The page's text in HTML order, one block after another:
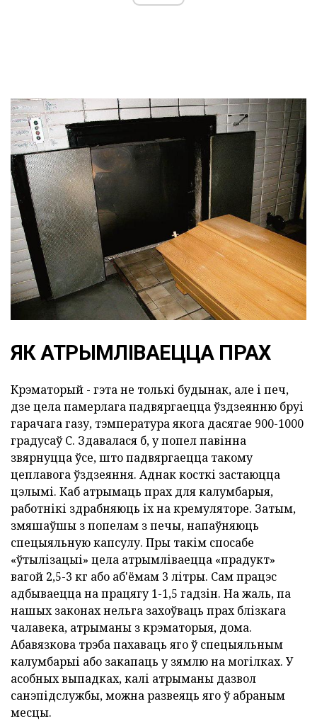
ЯК АТРЫМЛІВАЕЦЦА ПРАХ
Крэматорый - гэта не толькі будынак, але і печ,
дзе цела памерлага падвяргаецца ўздзеянню бруі
гарачага газу, тэмпература якога дасягае 900-1000
градусаў С. Здавалася б, у попел павінна
звярнуцца ўсе, што падвяргаецца такому
цеплавога ўздзеяння. Аднак косткі застаюцца
цэлымі. Каб атрымаць прах для калумбарыя,
работнікі здрабняюць іх на кремуляторе. Затым,
змяшаўшы з попелам з печы, напаўняюць
спецыяльную капсулу. Пры такім спосабе
«ўтылізацыі» цела атрымліваецца «прадукт»
вагой 2,5-3 кг або аб'ёмам 3 літры. Сам працэс
адбываецца на працягу 1-1,5 гадзін. На жаль, па
нашых законах нельга захоўваць прах блізкага
чалавека, атрыманы з крэматорыя, дома.
Абавязкова трэба пахаваць яго ў спецыяльным
калумбарыі або закапаць у зямлю на могілках. У
асобных выпадках, калі атрыманы дазвол
санэпідслужбы, можна развеяць яго ў абраным
месцы.